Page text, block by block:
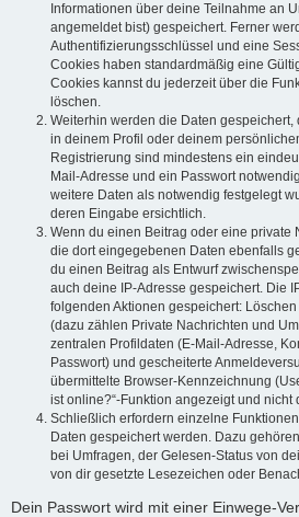
Informationen über deine Teilnahme an
angemeldet bist) gespeichert. Ferner
Authentifizierungsschlüssel und eine
Cookies haben standardmäßig eine
Cookies kannst du jederzeit über die
löschen.
Weiterhin werden die Daten
in deinem Profil oder deinem
Registrierung sind mindestens ein
Mail-Adresse und ein Passwort
weitere Daten als notwendig festgelegt
deren Eingabe ersichtlich.
Wenn du einen Beitrag oder eine private
die dort eingegebenen Daten ebenfalls
du einen Beitrag als Entwurf
auch deine IP-Adresse gespeichert. Die
folgenden Aktionen gespeichert:
(dazu zählen Private Nachrichten und
zentralen Profildaten (E-Mail-Adresse,
Passwort) und gescheiterte
übermittelte Browser-Kennzeichnung
ist online?“-Funktion angezeigt und nicht
Schließlich erfordern einzelne
Daten gespeichert werden. Dazu
bei Umfragen, der Gelesen-Status von
von dir gesetzte Lesezeichen oder
Dein Passwort wird mit einer Einwege-